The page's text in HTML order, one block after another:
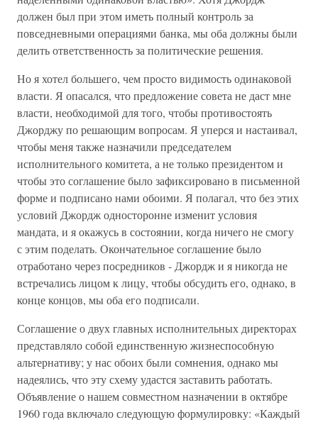
должен был при этом иметь полный контроль за
повседневными операциями банка, мы оба должны были
делить ответственность за политические решения.
Но я хотел большего, чем просто видимость одинаковой
власти. Я опасался, что предложение совета не даст мне
власти, необходимой для того, чтобы противостоять
Джорджу по решающим вопросам. Я уперся и настаивал,
чтобы меня также назначили председателем
исполнительного комитета, а не только президентом и
чтобы это соглашение было зафиксировано в письменной
форме и подписано нами обоими. Я полагал, что без этих
условий Джордж односторонне изменит условия
мандата, и я окажусь в состоянии, когда ничего не смогу
с этим поделать. Окончательное соглашение было
отработано через посредников - Джордж и я никогда не
встречались лицом к лицу, чтобы обсудить его, однако, в
конце концов, мы оба его подписали.
Соглашение о двух главных исполнительных директорах
представляло собой единственную жизнеспособную
альтернативу; у нас обоих были сомнения, однако мы
надеялись, что эту схему удастся заставить работать.
Объявление о нашем совместном назначении в октябре
1960 года включало следующую формулировку: «Каждый